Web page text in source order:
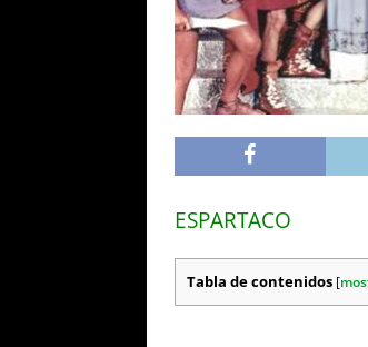
ESPARTACO
Tabla de contenidos [